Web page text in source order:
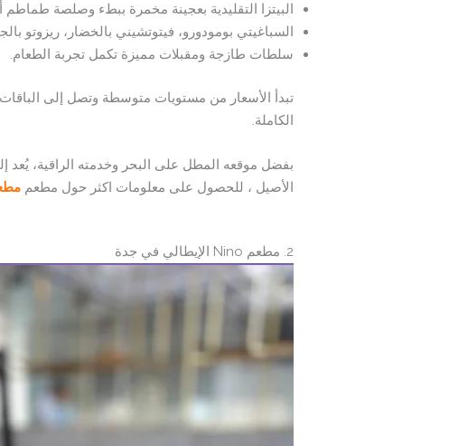
البيتزا التقليدية بعجينة مخمرة ببطء وصلصة طماطم
السباغيتي بومودورو، فيتوتشيني بالخضار، ريزوتو
سلطات طازجة ومقبلات مميزة تكمل تجربة الطعام.
تبدأ الأسعار من مستويات متوسطة وتصل إلى
الكاملة.
بفضل موقعه المطل على البحر وخدمته الراقية، يُعد
الأصيل ، للحصول على معلومات اكثر حول مطعم
2. مطعم Nino الإيطالي في جدة